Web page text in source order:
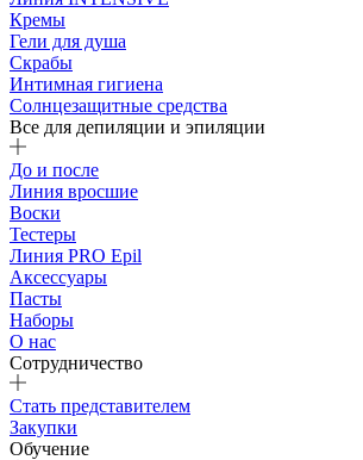
Кремы
Гели для душа
Скрабы
Интимная гигиена
Солнцезащитные средства
Все для депиляции и эпиляции
До и после
Линия вросшие
Воски
Тестеры
Линия PRO Epil
Аксессуары
Пасты
Наборы
О нас
Сотрудничество
Стать представителем
Закупки
Обучение